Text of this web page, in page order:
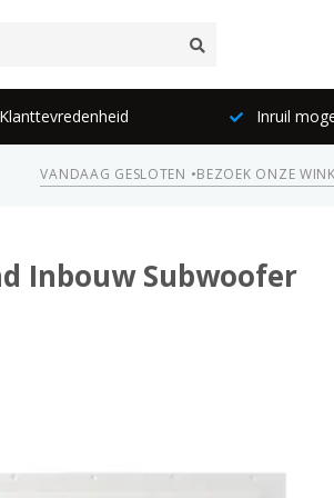
Inruil
VANDAAG GESLOTEN •BEZOEK ONZE
Inbouw Subwoofer